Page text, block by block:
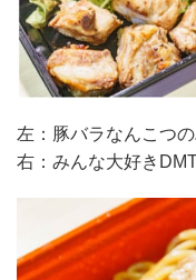
左：豚バラなんこつ
右：みんな大好き